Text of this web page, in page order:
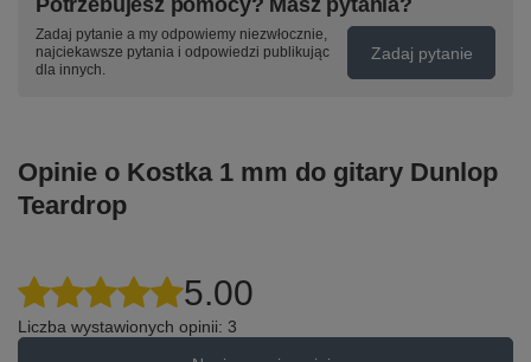
Potrzebujesz pomocy? Masz pytania?
Zadaj pytanie a my odpowiemy niezwłocznie,
najciekawsze pytania i odpowiedzi publikując
dla innych.
Zadaj pytanie
Opinie o Kostka 1 mm do gitary Dunlop
Teardrop
5.00
Liczba wystawionych opinii: 3